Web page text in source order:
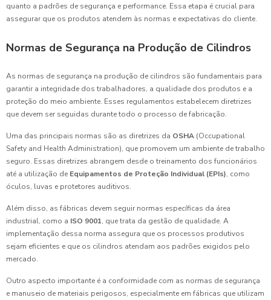
quanto a padrões de segurança e performance. Essa etapa é crucial para
assegurar que os produtos atendem às normas e expectativas do cliente.
Normas de Segurança na Produção de Cilindros
As normas de segurança na produção de cilindros são fundamentais para
garantir a integridade dos trabalhadores, a qualidade dos produtos e a
proteção do meio ambiente. Esses regulamentos estabelecem diretrizes
que devem ser seguidas durante todo o processo de fabricação.
Uma das principais normas são as diretrizes da OSHA (Occupational
Safety and Health Administration), que promovem um ambiente de trabalho
seguro. Essas diretrizes abrangem desde o treinamento dos funcionários
até a utilização de Equipamentos de Proteção Individual (EPIs), como
óculos, luvas e protetores auditivos.
Além disso, as fábricas devem seguir normas específicas da área
industrial, como a ISO 9001, que trata da gestão de qualidade. A
implementação dessa norma assegura que os processos produtivos
sejam eficientes e que os cilindros atendam aos padrões exigidos pelo
mercado.
Outro aspecto importante é a conformidade com as normas de segurança
e manuseio de materiais perigosos, especialmente em fábricas que utilizam